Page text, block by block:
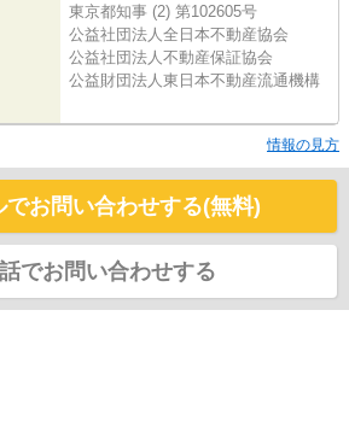
東京都知事 (2) 第102605号
公益社団法人全日本不動産協会
公益社団法人不動産保証協会
公益財団法人東日本不動産流通機構
情報の見方
でお問い合わせする(無料)
でお問い合わせする